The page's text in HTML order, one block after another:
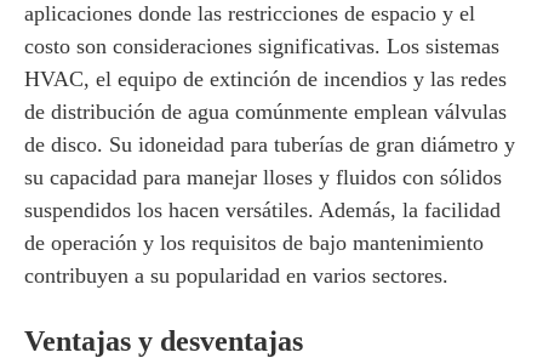
aplicaciones donde las restricciones de espacio y el
costo son consideraciones significativas. Los sistemas
HVAC, el equipo de extinción de incendios y las redes
de distribución de agua comúnmente emplean válvulas
de disco. Su idoneidad para tuberías de gran diámetro y
su capacidad para manejar lloses y fluidos con sólidos
suspendidos los hacen versátiles. Además, la facilidad
de operación y los requisitos de bajo mantenimiento
contribuyen a su popularidad en varios sectores.
Ventajas y desventajas